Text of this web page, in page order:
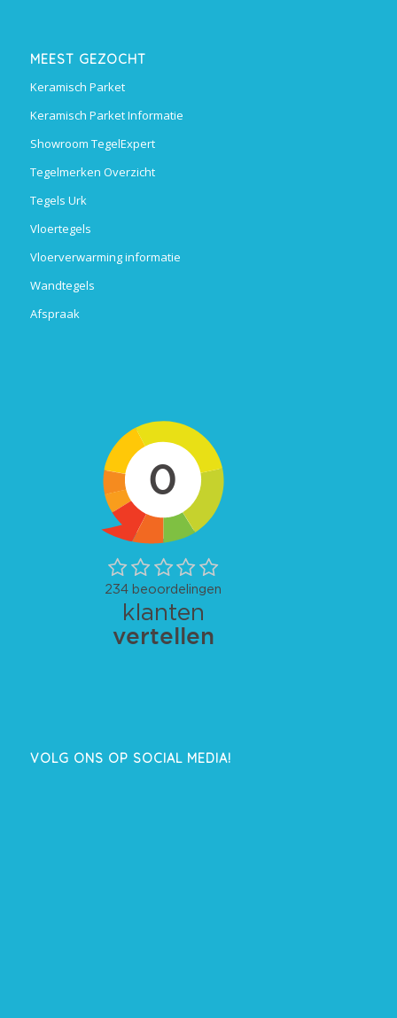
MEEST GEZOCHT
Keramisch Parket
Keramisch Parket Informatie
Showroom TegelExpert
Tegelmerken Overzicht
Tegels Urk
Vloertegels
Vloerverwarming informatie
Wandtegels
Afspraak
VOLG ONS OP SOCIAL MEDIA!